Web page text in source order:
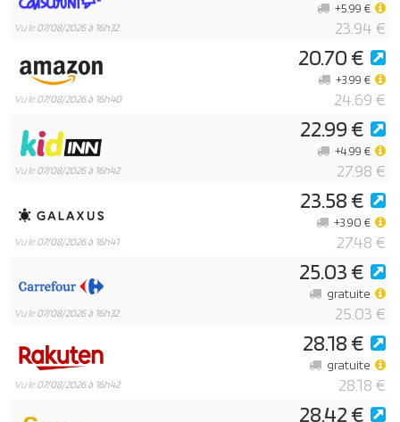
Vu le07/08/2026 à 16h32 23.94 €
+5.99 €
Vu le07/08/2026 à 16h40
20.70 €
24.69 €
+3.99 €
Vu le07/08/2026 à 16h42
22.99 €
27.98 €
+4.99 €
Vu le07/08/2026 à 16h41
23.58 €
27.48 €
+3.90 €
Vu le07/08/2026 à 16h32
25.03 €
25.03 €
gratuite
Vu le07/08/2026 à 16h42
28.18 €
28.18 €
gratuite
28.42 €